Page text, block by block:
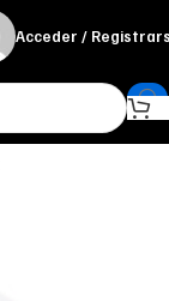
Acceder /